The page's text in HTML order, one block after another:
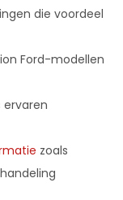
die voordeel
Ford-modellen
ervaren
zoals